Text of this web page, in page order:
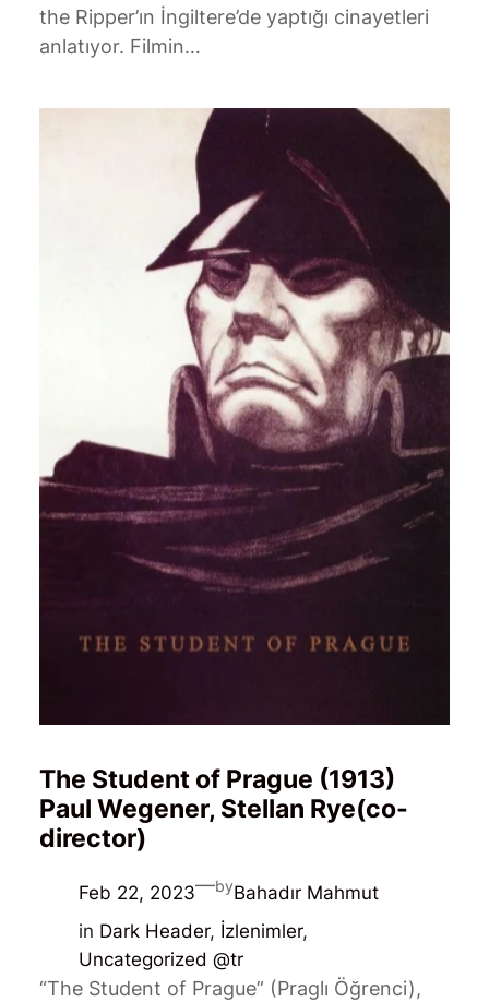
the Ripper’ın İngiltere’de yaptığı cinayetleri
anlatıyor. Filmin…
The Student of Prague (1913)
Paul Wegener, Stellan Rye(co-
director)
Feb 22, 2023—byBahadır Mahmut
in Dark Header, İzlenimler
Uncategorized @tr
“The Student of Prague” (Praglı Öğrenci),